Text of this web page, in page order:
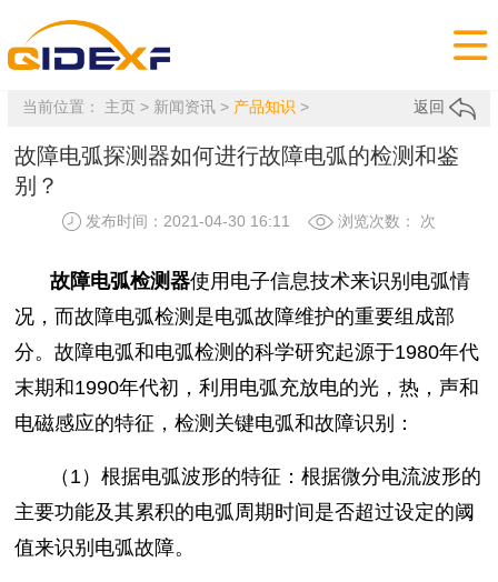

当前位置： 主页> 新闻资讯> 产品知识 > 返回
故障电弧探测器如何进行故障电弧的检测和鉴
别？
发布时间：2021-04-30 16:11 浏览次数： 次
故障电弧检测器使用电子信息技术来识别电弧情
况，而故障电弧检测是电弧故障维护的重要组成部
分。故障电弧和电弧检测的科学研究起源于1980年代
末期和1990年代初，利用电弧充放电的光，热，声和
电磁感应的特征，检测关键电弧和故障识别：
（1）根据电弧波形的特征：根据微分电流波形的
主要功能及其累积的电弧周期时间是否超过设定的阈
值来识别电弧故障。